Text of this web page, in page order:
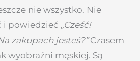
nie wszystko. Nie
i powiedzieć „Cześć!
zakupach jesteś?”Czasem
wyobraźni męskiej. Są